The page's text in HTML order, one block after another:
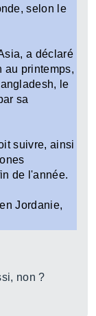
selon le
a déclaré
au printemps,
le
sa
suivre, ainsi
de l'année.
Jordanie,
non ?